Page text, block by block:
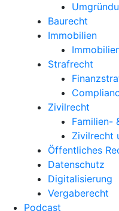
Baurecht
Immobilien
Strafrecht
Zivilrecht
Familien-
Zivilrecht
Öffentliches
Datenschutz
Digitalisierung
Vergaberecht
Podcast